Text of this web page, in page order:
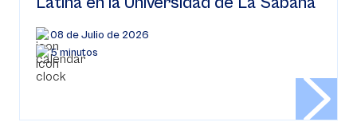
08 de Julio de 2026
5 minutos